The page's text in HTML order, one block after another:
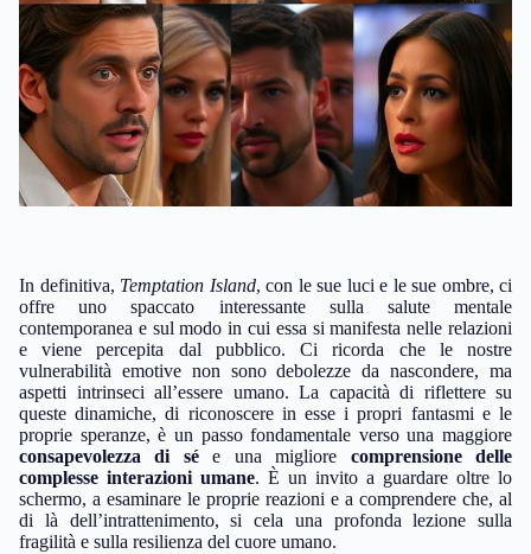
In definitiva, Temptation Island, con le sue luci e le sue ombre, ci
offre uno spaccato interessante sulla salute mentale
contemporanea e sul modo in cui essa si manifesta nelle relazioni
e viene percepita dal pubblico. Ci ricorda che le nostre
vulnerabilità emotive non sono debolezze da nascondere, ma
aspetti intrinseci all’essere umano. La capacità di riflettere su
queste dinamiche, di riconoscere in esse i propri fantasmi e le
proprie speranze, è un passo fondamentale verso una maggiore
consapevolezza di sée una migliore comprensione delle
complesse interazioni umane. È un invito a guardare oltre lo
schermo, a esaminare le proprie reazioni e a comprendere che, al
di là dell’intrattenimento, si cela una profonda lezione sulla
fragilità e sulla resilienza del cuore umano.